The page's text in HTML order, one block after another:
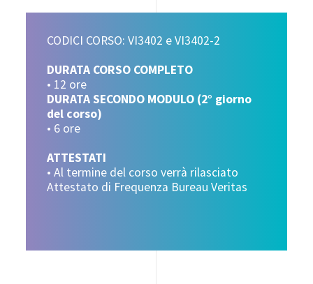
CODICI CORSO: VI3402 e VI3402-2
DURATA CORSO COMPLETO
• 12 ore
DURATA SECONDO MODULO (2° giorno
del corso)
• 6 ore
ATTESTATI
• Al termine del corso verrà rilasciato
Attestato di Frequenza Bureau Veritas